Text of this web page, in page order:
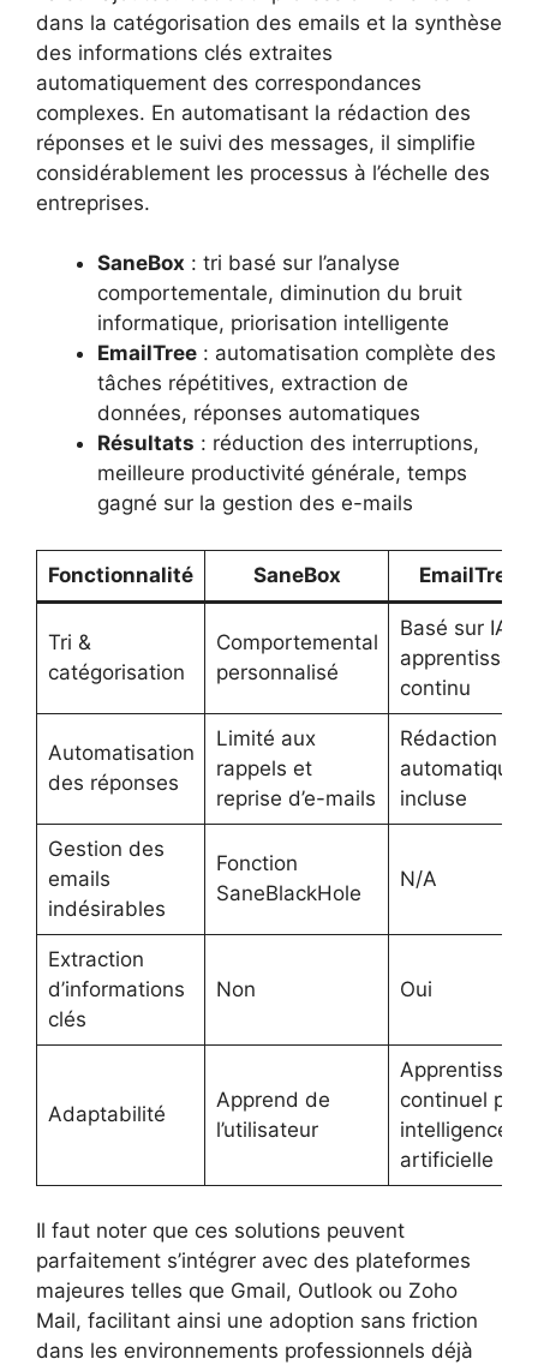
dans la catégorisation des emails et la synthèse
des informations clés extraites
automatiquement des correspondances
complexes. En automatisant la rédaction des
réponses et le suivi des messages, il simplifie
considérablement les processus à l’échelle des
entreprises.
SaneBox : tri basé sur l’analyse
comportementale, diminution du bruit
informatique, priorisation intelligente
EmailTree : automatisation complète des
tâches répétitives, extraction de
données, réponses automatiques
Résultats : réduction des interruptions,
meilleure productivité générale, temps
gagné sur la gestion des e-mails
Fonctionnalité SaneBox EmailTree
Tri &
catégorisation
Comportemental
personnalisé
Basé sur IA et
apprentissage
continu
Automatisation
des réponses
Limité aux
rappels et
reprise d’e-mails
Rédaction
automatique
incluse
Gestion des
emails
indésirables
Fonction
SaneBlackHole
N/A
Extraction
d’informations
clés
Non Oui
Adaptabilité
Apprend de
l’utilisateur
Apprentissage
continuel par
intelligence
artificielle
Il faut noter que ces solutions peuvent
parfaitement s’intégrer avec des plateformes
majeures telles que Gmail, Outlook ou Zoho
Mail, facilitant ainsi une adoption sans friction
dans les environnements professionnels déjà